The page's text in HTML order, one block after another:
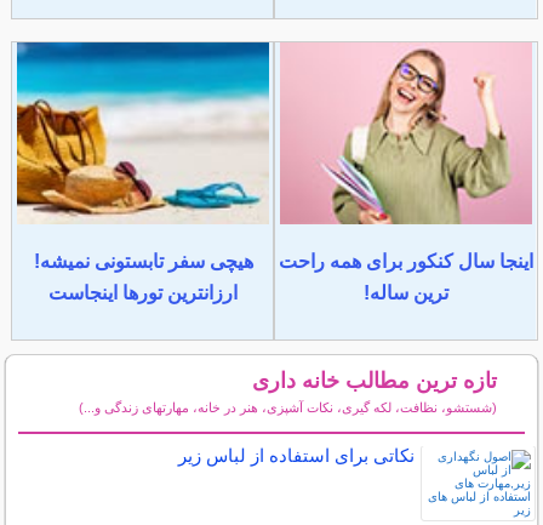
اینجا سال کنکور برای همه راحت
ترین ساله!
هیچی سفر تابستونی نمیشه!
ارزانترین تورها اینجاست
تازه ترین مطالب خانه داری
(شستشو، نظافت، لکه گیری، نکات آشپزی، هنر در خانه، مهارتهای زندگی و...)
نکاتی برای استفاده از لباس زیر